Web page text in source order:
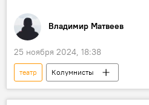
Владимир Матвеев
25 ноября 2024, 18:38
театр
Колумнисты
Новости культуры Латвии